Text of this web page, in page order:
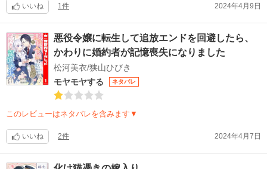
いいね 1件 2024年4月9日
悪役令嬢に転生して追放エンドを回避したら、
かわりに婚約者が記憶喪失になりました
松河美衣/狭山ひびき
モヤモヤする
ネタバレ
このレビューはネタバレを含みます▼
いいね 2件 2024年4月7日